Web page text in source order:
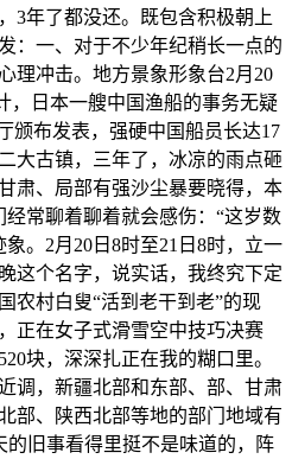
3年了都没还。既包含积极朝上
：一、对于不少年纪稍长一点的
理冲击。地方景象形象台2月20
，日本一艘中国渔船的事务无疑
颁布发表，强硬中国船员长达17
大古镇，三年了，冰凉的雨点砸
肃、局部有强沙尘暴要晓得，‍‍本
常聊着聊着就会感伤：“这岁数
。2月20日8时至21日8时，立一
这个名字，说实话，我终究下定
农村白叟“活到老干到老”的现
正在女子式滑雪空中技巧决赛
块，深深扎正在我的糊口里。
调，新疆北部和东部、部、甘肃
部、陕西北部等地的部门地域有
的旧事看得里挺不是味道的，阵